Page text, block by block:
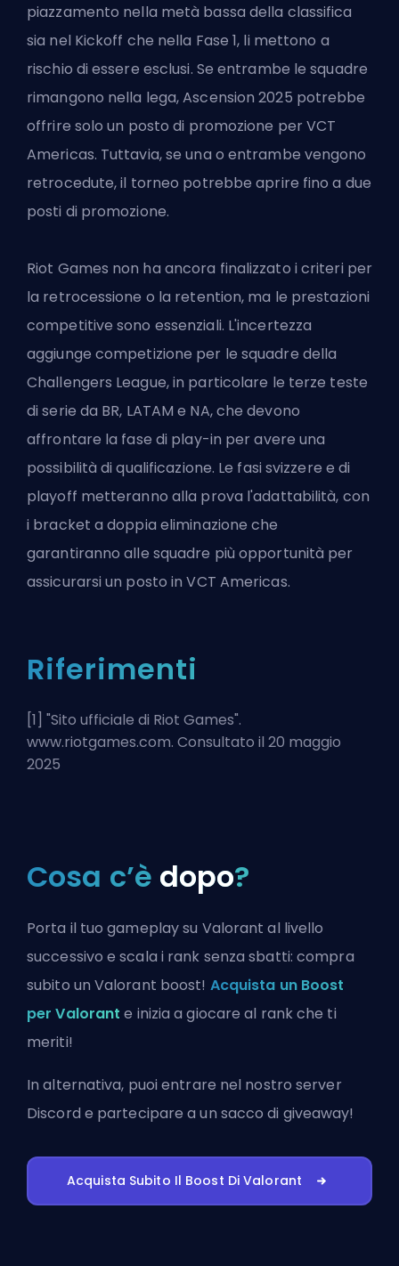
piazzamento nella metà bassa della classifica
sia nel Kickoff che nella Fase 1, li mettono a
rischio di essere esclusi. Se entrambe le squadre
rimangono nella lega, Ascension 2025 potrebbe
offrire solo un posto di promozione per VCT
Americas. Tuttavia, se una o entrambe vengono
retrocedute, il torneo potrebbe aprire fino a due
posti di promozione.
Riot Games non ha ancora finalizzato i criteri per
la retrocessione o la retention, ma le prestazioni
competitive sono essenziali. L'incertezza
aggiunge competizione per le squadre della
Challengers League, in particolare le terze teste
di serie da BR, LATAM e NA, che devono
affrontare la fase di play-in per avere una
possibilità di qualificazione. Le fasi svizzere e di
playoff metteranno alla prova l'adattabilità, con
i bracket a doppia eliminazione che
garantiranno alle squadre più opportunità per
assicurarsi un posto in VCT Americas.
Riferimenti
[1] "Sito ufficiale di Riot Games".
www.riotgames.com. Consultato il 20 maggio
2025
Cosa c’è dopo?
Porta il tuo gameplay su Valorant al livello
successivo e scala i rank senza sbatti: compra
subito un Valorant boost! Acquista un Boost
per Valorant e inizia a giocare al rank che ti
meriti!
In alternativa, puoientrare nel nostro server
Discord e partecipare a un sacco di giveaway!
Acquista Subito Il Boost Di Valorant